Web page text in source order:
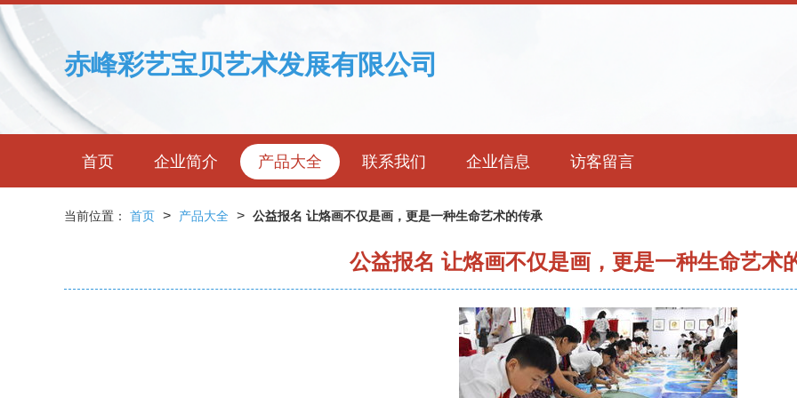
赤峰彩艺宝贝艺术发展有限公司
首页 企业简介 产品大全 联系我们 企业信息 访客留言
当前位置： 首页 > 产品大全 > 公益报名 让烙画不仅是画，更是一种生命艺术的传承
公益报名 让烙画不仅是画，更是一种生命艺术